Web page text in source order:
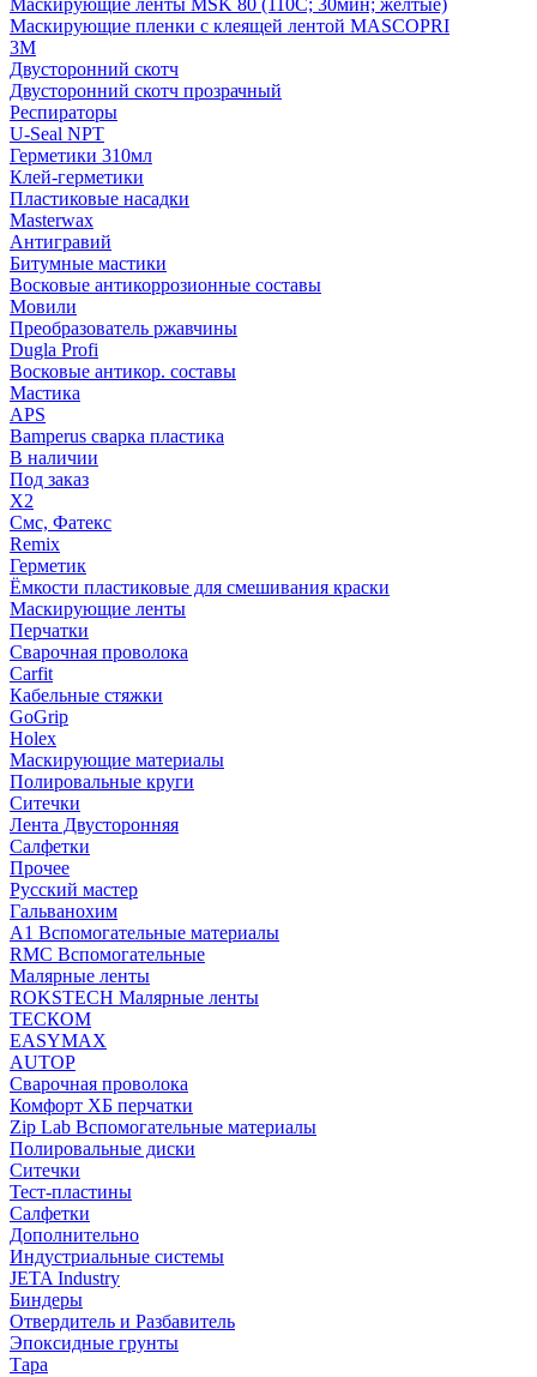
Маскирующие ленты MSK 80 (110С; 30мин; желтые)
Маскирующие пленки с клеящей лентой MASCOPRI
3M
Двусторонний скотч
Двусторонний скотч прозрачный
Респираторы
U-Seal NPT
Герметики 310мл
Клей-герметики
Пластиковые насадки
Masterwax
Антигравий
Битумные мастики
Восковые антикоррозионные составы
Мовили
Преобразователь ржавчины
Dugla Profi
Восковые антикор. составы
Мастика
APS
Bamperus сварка пластика
В наличии
Под заказ
X2
Смс, Фатекс
Remix
Герметик
Ёмкости пластиковые для смешивания краски
Маскирующие ленты
Перчатки
Сварочная проволока
Carfit
Кабельные стяжки
GoGrip
Holex
Маскирующие материалы
Полировальные круги
Ситечки
Лента Двусторонняя
Салфетки
Прочее
Русский мастер
Гальванохим
А1 Вспомогательные материалы
RMC Вспомогательные
Малярные ленты
ROKSTECH Малярные ленты
ТЕСКОМ
EASYMAX
AUTOP
Сварочная проволока
Комфорт ХБ перчатки
Zip Lab Вспомогательные материалы
Полировальные диски
Ситечки
Тест-пластины
Салфетки
Дополнительно
Индустриальные системы
JETA Industry
Биндеры
Отвердитель и Разбавитель
Эпоксидные грунты
Тара